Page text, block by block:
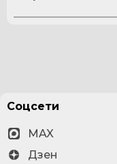
Соцсети
MAX
Дзен